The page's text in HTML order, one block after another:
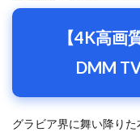
【4K高画
DMM
グラビア界に舞い降り